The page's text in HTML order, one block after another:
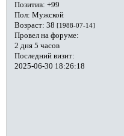
Позитив: +99
Пол: Мужской
Возраст: 38 [1988-07-14]
Провел на форуме:
2 дня 5 часов
Последний визит:
2025-06-30 18:26:18